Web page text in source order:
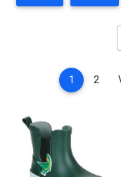
1 (current)
2